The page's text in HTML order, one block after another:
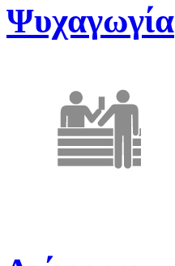
Ψυχαγωγία